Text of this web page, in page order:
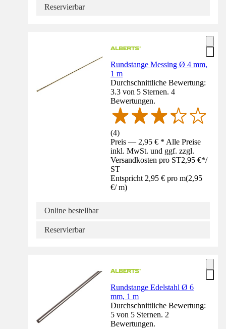
Reservierbar
Rundstange Messing Ø 4 mm,
1 m
Durchschnittliche Bewertung:
3.3 von 5 Sternen. 4
Bewertungen.
(4)
Preis — 2,95 € * Alle Preise
inkl. MwSt. und ggf. zzgl.
Versandkosten pro ST2,95 €*/
ST
Entspricht 2,95 € pro m(2,95
€/ m)
Online bestellbar
Reservierbar
Rundstange Edelstahl Ø 6
mm, 1 m
Durchschnittliche Bewertung:
5 von 5 Sternen. 2
Bewertungen.